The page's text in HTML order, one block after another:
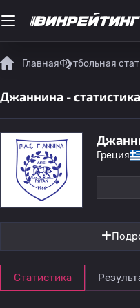
ГлавнаяФутбольная
Джаннина -
Греция
Статистика